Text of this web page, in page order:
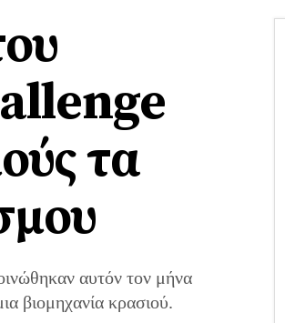
τα
αυτόν τον μήνα
βιομηχανία κρασιού.